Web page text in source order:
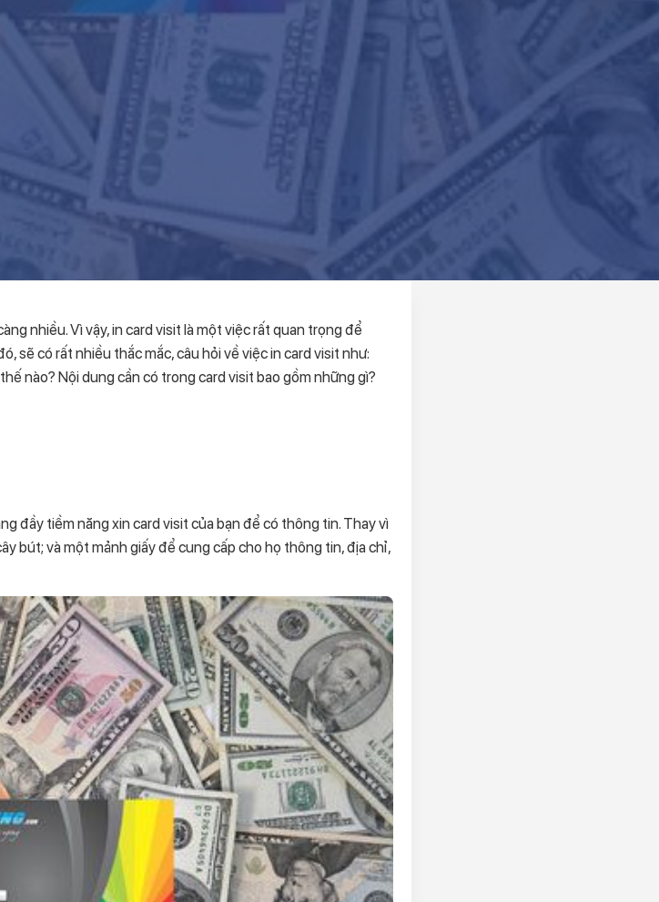
nhiều. Vì vậy, in card visit là một việc rất quan trọng để
sẽ có rất nhiều thắc mắc, câu hỏi về việc in card visit như:
nào? Nội dung cần có trong card visit bao gồm những gì?
đầy tiềm năng xin card visit của bạn để có thông tin. Thay vì
bút; và một mảnh giấy để cung cấp cho họ thông tin, địa chỉ,